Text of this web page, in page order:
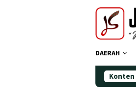
DAERAH
Konten